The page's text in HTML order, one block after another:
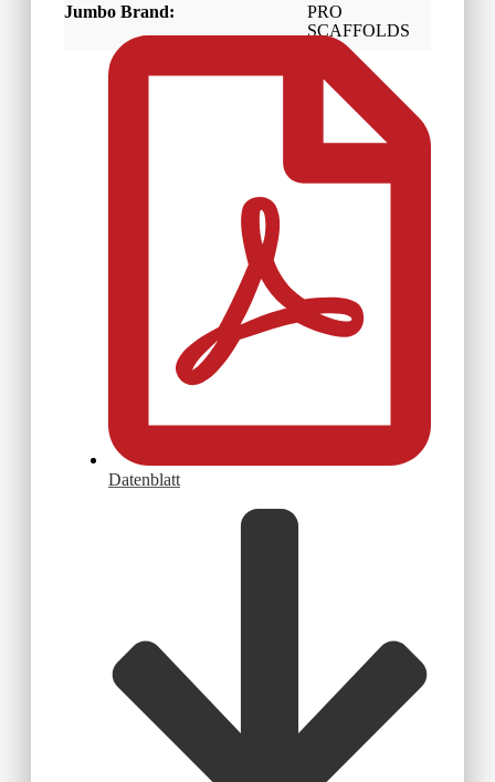
Jumbo Brand:
PRO
SCAFFOLDS
Datenblatt